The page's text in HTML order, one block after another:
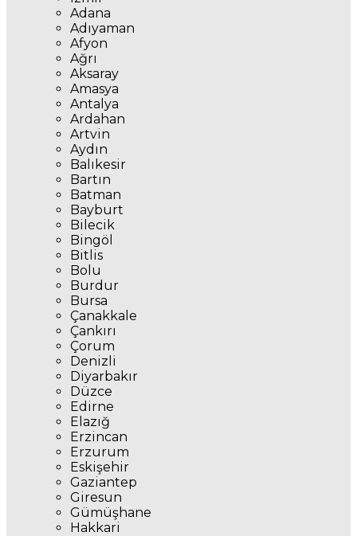
Adana
Adıyaman
Afyon
Ağrı
Aksaray
Amasya
Antalya
Ardahan
Artvin
Aydın
Balıkesir
Bartın
Batman
Bayburt
Bilecik
Bingöl
Bitlis
Bolu
Burdur
Bursa
Çanakkale
Çankırı
Çorum
Denizli
Diyarbakır
Düzce
Edirne
Elazığ
Erzincan
Erzurum
Eskişehir
Gaziantep
Giresun
Gümüşhane
Hakkari